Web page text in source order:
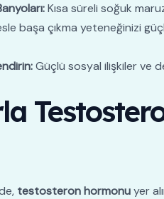
Kısa süreli soğuk
başa çıkma yeteneğinizi
Güçlü sosyal ilişkiler ve
testosteron hormonuyer